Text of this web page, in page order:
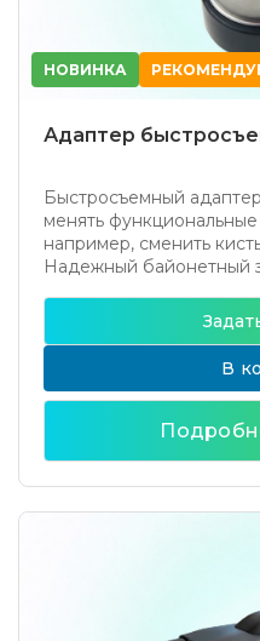
НОВИНКА
Адаптер
Быстросъемный
менять
например, сменить
Надежный байонетный
В